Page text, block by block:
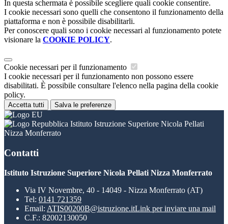
In questa schermata è possibile scegliere quali cookie consentire.
I cookie necessari sono quelli che consentono il funzionamento della
piattaforma e non è possibile disabilitarli.
Per conoscere quali sono i cookie necessari al funzionamento potete
visionare la COOKIE POLICY.
Cookie necessari per il funzionamento
I cookie necessari per il funzionamento non possono essere
disabilitati. È possibile consultare l'elenco nella pagina della cookie
policy.
Accetta tutti Salva le preferenze
Istituto Istruzione Superiore Nicola Pellati
Nizza Monferrato
Contatti
Istituto Istruzione Superiore Nicola Pellati Nizza Monferrato
Via IV Novembre, 40 - 14049 - Nizza Monferrato (AT)
Tel: 0141 721359
Email: ATIS00200B@istruzione.itLink per inviare una mail
C.F.: 82002130050